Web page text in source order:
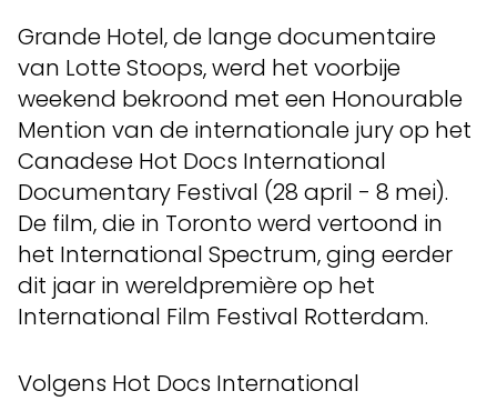
Grande Hotel, de lange documentaire
van Lotte Stoops, werd het voorbije
weekend bekroond met een Honourable
Mention van de internationale jury op het
Canadese Hot Docs International
Documentary Festival (28 april - 8 mei).
De film, die in Toronto werd vertoond in
het International Spectrum, ging eerder
dit jaar in wereldpremière op het
International Film Festival Rotterdam.
Volgens Hot Docs International